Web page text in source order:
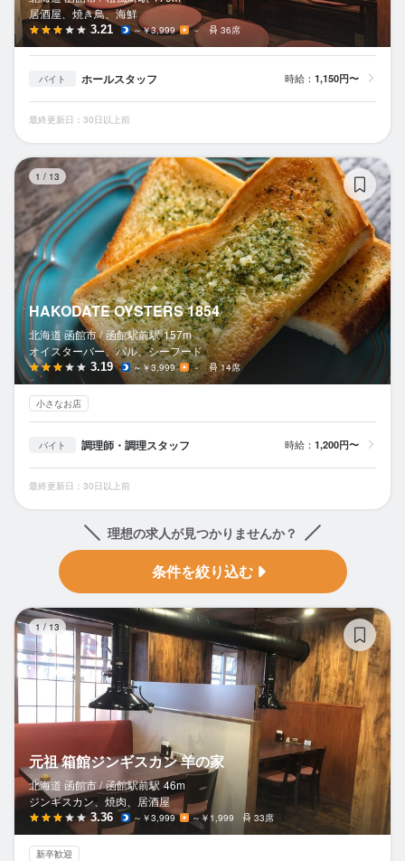
居酒屋、焼き鳥、海鮮
3.21 ～￥3,999 － 36席
バイト ホールスタッフ 時給： 1,150円〜
最終更新日：30日以上前
1 / 13
HAKODATE OYSTERS 1854
北海道 函館市 / 函館駅前駅 157m
オイスターバー、バル、シーフード
3.19 ～￥3,999 － 14席
小さなお店
バイト 調理師・調理スタッフ 時給： 1,200円〜
最終更新日：30日以上前
理想の求人が見つかりませんか？
条件を絞り込む
1 /13
元祖 箱館ジンギスカン 羊の家
北海道 函館市 / 函館駅前駅 46m
ジンギスカン、焼肉、居酒屋
3.36 ～￥3,999 ～￥1,999 33席
新卒歓迎